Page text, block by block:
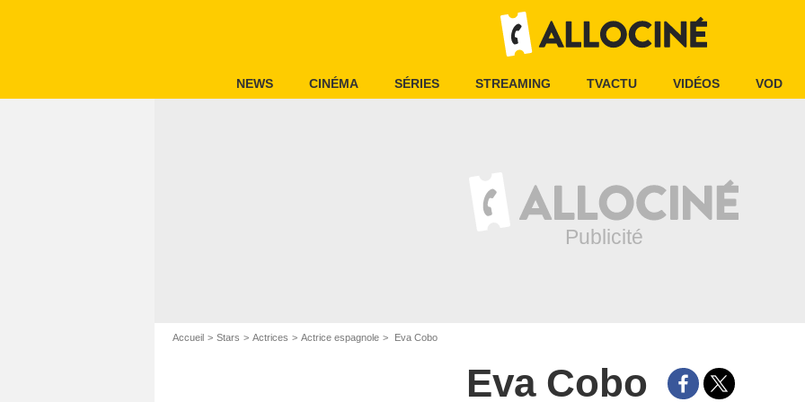
NEWS CINÉMA SÉRIES STREAMING TVACTU VIDÉOS VOD
Accueil Stars Actrices Actrice espagnole Eva Cobo
Eva Cobo